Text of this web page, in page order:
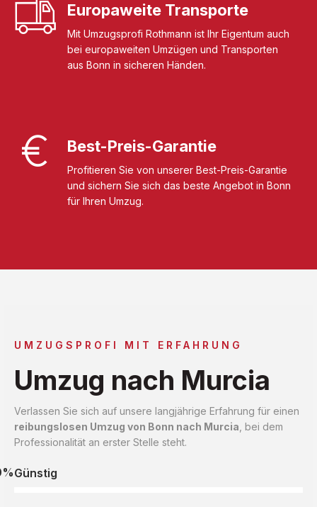
Europaweite Transporte
Mit Umzugsprofi Rothmann ist Ihr Eigentum auch
bei europaweiten Umzügen und Transporten
aus Bonn in sicheren Händen.
Best-Preis-Garantie
Profitieren Sie von unserer Best-Preis-Garantie
und sichern Sie sich das beste Angebot in Bonn
für Ihren Umzug.
UMZUGSPROFI MIT ERFAHRUNG
Umzug nach Murcia
Verlassen Sie sich auf unsere langjährige Erfahrung für einen
reibungslosen Umzug von Bonn nach Murcia , bei dem
Professionalität an erster Stelle steht.
Günstig